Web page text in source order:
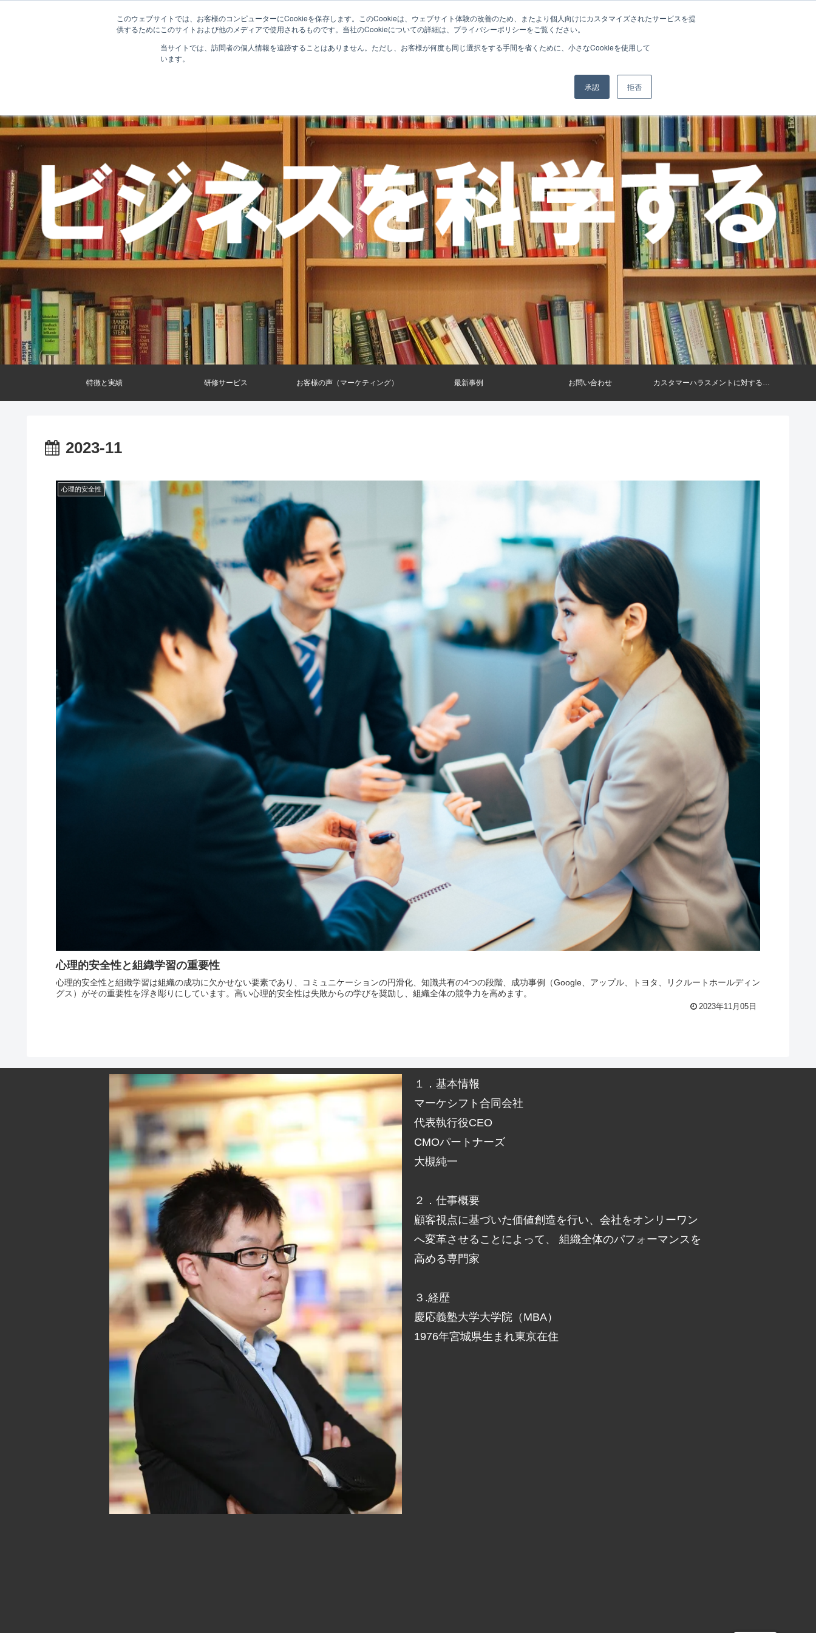
このウェブサイトでは、お客様のコンピューターにCookieを保存します。このCookieは、ウェブサイト体験の改善のため、またより個人向けにカスタマイズされたサービスを提
供するためにこのサイトおよび他のメディアで使用されるものです。当社のCookieについての詳細は、プライバシーポリシーをご覧ください。
当サイトでは、訪問者の個人情報を追跡することはありません。ただし、お客様が何度も同じ選択をする手間を省くために、小さなCookieを使用して
います。
承認 拒否
特徴と実績 研修サービス お客様の声（マーケティング） 最新事例 お問い合わせ カスタマーハラスメントに対する基
2023-11
心理的安全性
心理的安全性と組織学習の重要性
心理的安全性と組織学習は組織の成功に欠かせない要素であり、コミュニケーションの円滑化、知識共有の4つの段階、成功事例（Google、アップル、トヨタ、リクルートホールディン
グス）がその重要性を浮き彫りにしています。高い心理的安全性は失敗からの学びを奨励し、組織全体の競争力を高めます。
2023年11月05日
１．基本情報
マーケシフト合同会社
代表執行役CEO
CMOパートナーズ
大槻純一
２．仕事概要
顧客視点に基づいた価値創造を行い、会社をオンリーワン
へ変革させることによって、 組織全体のパフォーマンスを
高める専門家
３.経歴
慶応義塾大学大学院（MBA）
1976年宮城県生まれ東京在住